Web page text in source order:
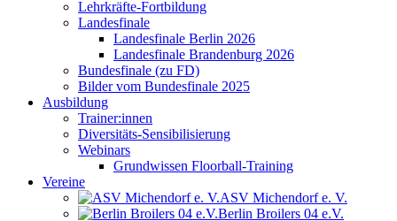
Lehrkräfte-Fortbildung
Landesfinale
Landesfinale Berlin 2026
Landesfinale Brandenburg 2026
Bundesfinale (zu FD)
Bilder vom Bundesfinale 2025
Ausbildung
Trainer:innen
Diversitäts-Sensibilisierung
Webinars
Grundwissen Floorball-Training
Vereine
ASV Michendorf e. V.
Berlin Broilers 04 e.V.